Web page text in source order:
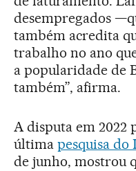
desempregados
também acredita
trabalho no ano
a popularidade de
também”, afirma.
A disputa em 2022
última pesquisa do
de junho, mostrou